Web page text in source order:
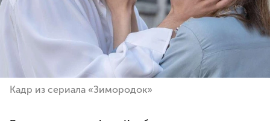
Кадр из сериала «Зимородок»